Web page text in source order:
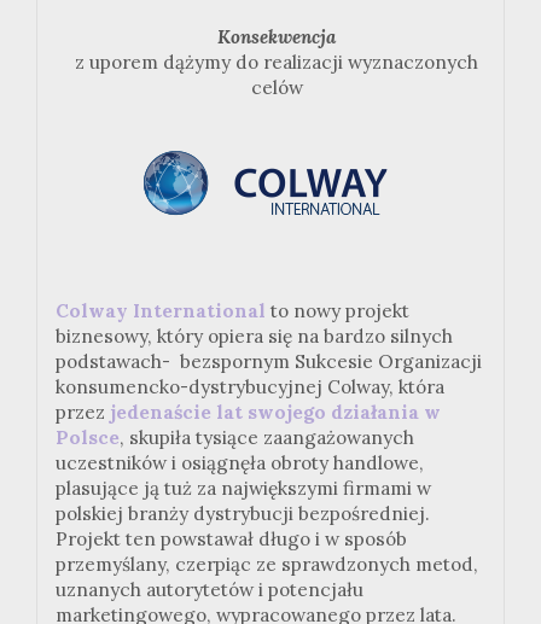
Konsekwencja
z uporem dążymy do realizacji wyznaczonych
celów
Colway International to nowy projekt
biznesowy, który opiera się na bardzo silnych
podstawach- bezspornym Sukcesie Organizacji
konsumencko-dystrybucyjnej Colway, która
przez jedenaście lat swojego działania w
Polsce, skupiła tysiące zaangażowanych
uczestników i osiągnęła obroty handlowe,
plasujące ją tuż za największymi firmami w
polskiej branży dystrybucji bezpośredniej.
Projekt ten powstawał długo i w sposób
przemyślany, czerpiąc ze sprawdzonych metod,
uznanych autorytetów i potencjału
marketingowego, wypracowanego przez lata.